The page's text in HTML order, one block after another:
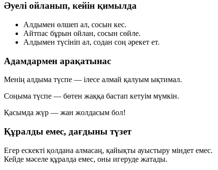
Әуелі ойланып, кейін қимылда
Алдымен өлшеп ал, сосын кес.
Айтпас бұрын ойлан, сосын сөйле.
Алдымен түсініп ал, содан соң әрекет ет.
Адамдармен арақатынас
Менің алдыма түспе — ілесе алмай қалуым ықтимал.
Соңыма түспе — бөтен жаққа бастап кетуім мүмкін.
Қасымда жүр — жан жолдасым бол!
Құралды емес, дағдыны түзет
Егер ескекті қолдана алмасаң, қайықты ауыстыру міндет емес.
Кейде мәселе құралда емес, оны игеруде жатады.